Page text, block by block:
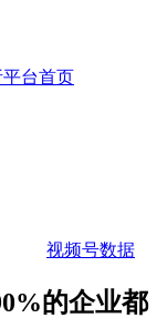
台首页
视频号数据
的企业都